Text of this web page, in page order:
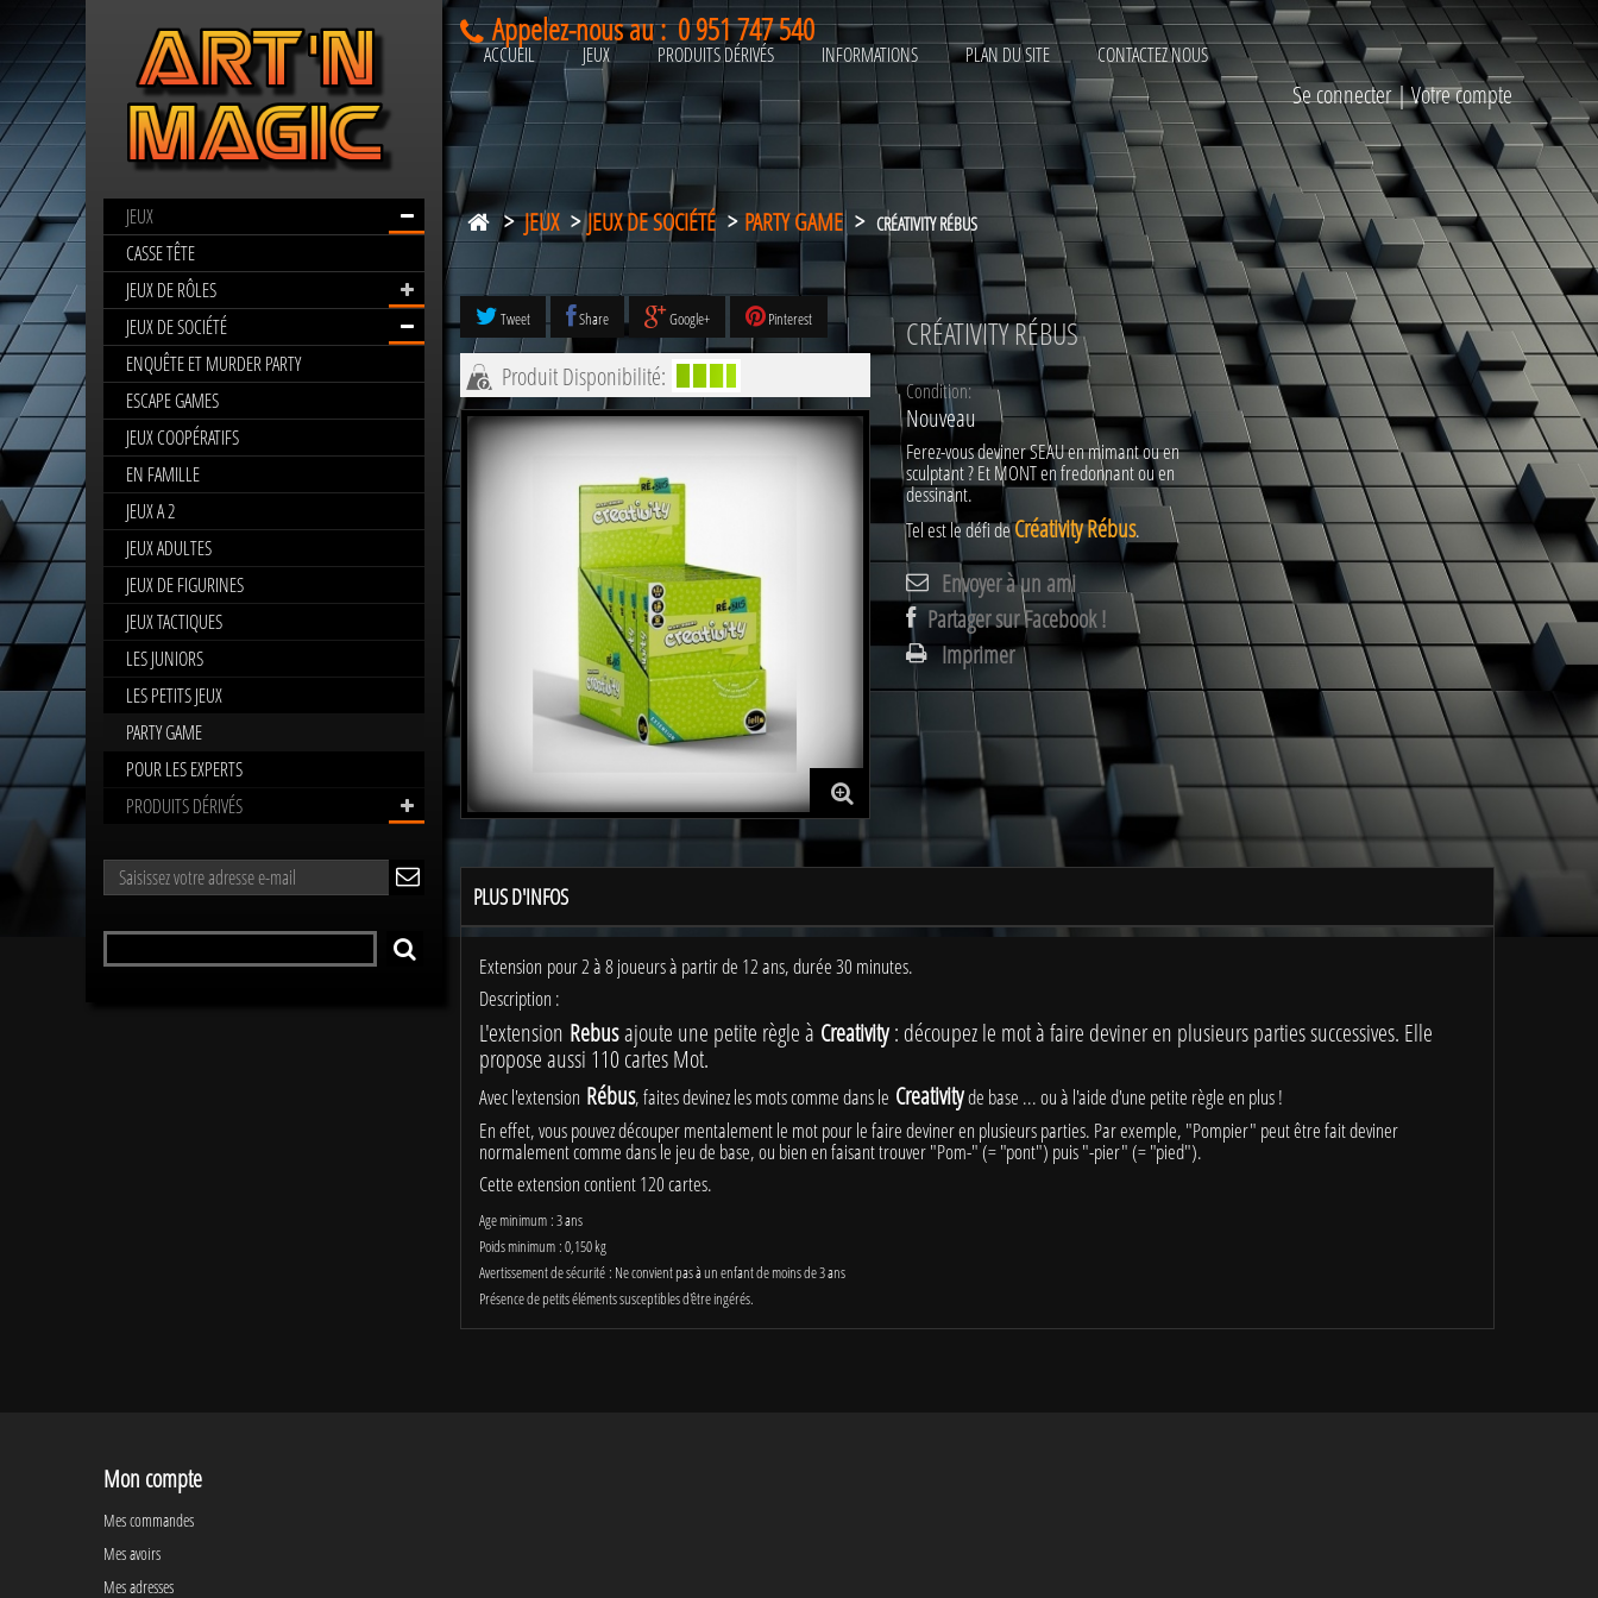
PARTY
GAME
JEUX
CASSE TÊTE
JEUX DE RÔLES
JEUX DE SOCIÉTÉ
ENQUÊTE ET MURDER PARTY
ESCAPE GAMES
JEUX COOPÉRATIFS
EN FAMILLE
JEUX A 2
JEUX ADULTES
JEUX DE FIGURINES
JEUX TACTIQUES
LES JUNIORS
LES PETITS JEUX
PARTY GAME
POUR LES EXPERTS
PRODUITS DÉRIVÉS
LETTRE
Rechercher
un
Appelez-nous au : 0 951 747 540
ACCUEIL JEUX PRODUITS DÉRIVÉS INFORMATIONS PLAN DU SITE CONTACTEZ NOUS
Se connecter|Votre compte
> JEUX > JEUX DE SOCIÉTÉ > PARTY GAME > CRÉATIVITY RÉBUS
Tweet Share Google+ Pinterest
Produit Disponibilité:
CRÉATIVITY RÉBUS
Condition:
Nouveau
Ferez-vous deviner SEAU en mimant ou en
sculptant ? Et MONT en fredonnant ou en
dessinant.
Tel est le défi deCréativity Rébus.
Envoyer à un ami
Partager sur Facebook !
Imprimer
PLUS D'INFOS
Extension pour 2 à 8 joueurs à partir de 12 ans, durée 30 minutes.
Description :
L'extension Rebusajoute une petite règle à Creativity: découpez le mot à faire deviner en plusieurs parties successives. Elle
propose aussi 110 cartes Mot.
Avec l'extension Rébus, faites devinez les mots comme dans le Creativityde base ... ou à l'aide d'une petite règle en plus !
En effet, vous pouvez découper mentalement le mot pour le faire deviner en plusieurs parties. Par exemple, "Pompier" peut être fait deviner
normalement comme dans le jeu de base, ou bien en faisant trouver "Pom-" (= "pont") puis "-pier" (= "pied").
Cette extension contient 120 cartes.
Age minimum : 3 ans
Poids minimum : 0,150 kg
Avertissement de sécurité : Ne convient pas à un enfant de moins de 3 ans
Présence de petits éléments susceptibles d'être ingérés.
Mon compte
Mes commandes
Mes avoirs
Mes adresses